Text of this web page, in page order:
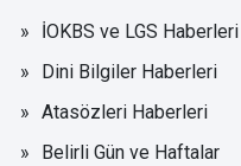
İOKBS ve LGS Haberleri
Dini Bilgiler Haberleri
Atasözleri Haberleri
Belirli Gün ve Haftalar